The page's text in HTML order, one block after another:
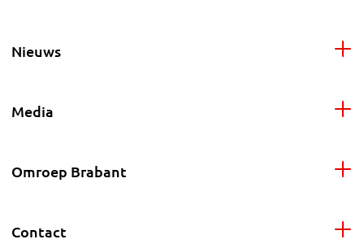
Nieuws
Media
Omroep Brabant
Contact